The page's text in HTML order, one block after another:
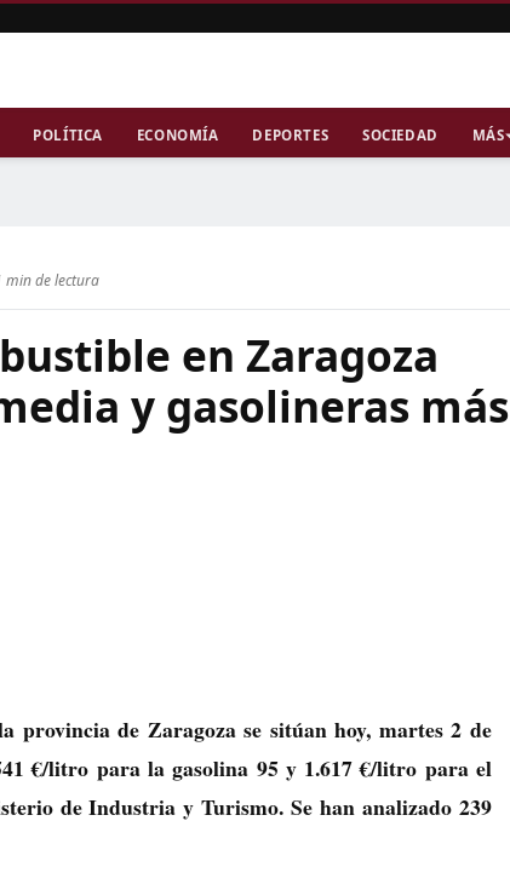
POLÍTICA ECONOMÍA DEPORTES SOCIEDAD MÁS
min de lectura
en Zaragoza
y gasolineras más
provincia de Zaragoza se sitúan hoy, martes 2 de
€/litro para la gasolina 95 y 1.617 €/litro para el
de Industria y Turismo. Se han analizado 239